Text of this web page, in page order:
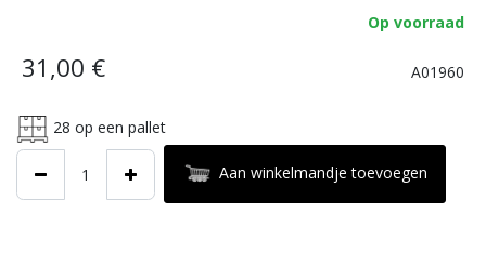
Op voorraad
31,00 € A01960
28 op een pallet
Aan winkelmandje toevoegen